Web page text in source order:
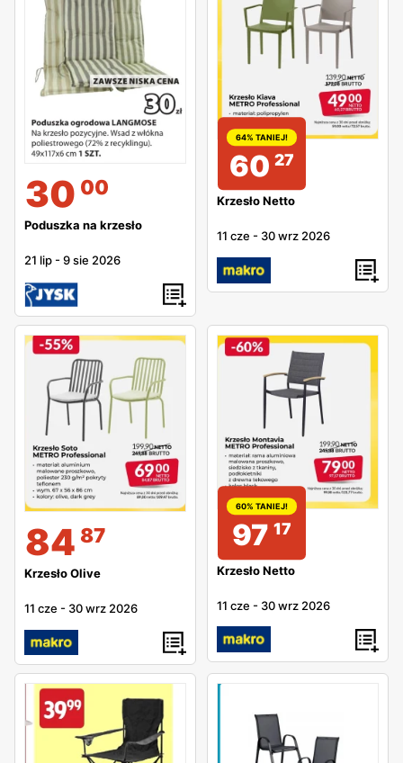
30 00
Poduszka na krzesło
21 lip -9 sie 2026
64% TANIEJ!
60 27
Krzesło Netto
11 cze - 30 wrz 2026
84 87
Krzesło Olive
11 cze - 30 wrz 2026
60% TANIEJ!
97 17
Krzesło Netto
11 cze - 30 wrz 2026